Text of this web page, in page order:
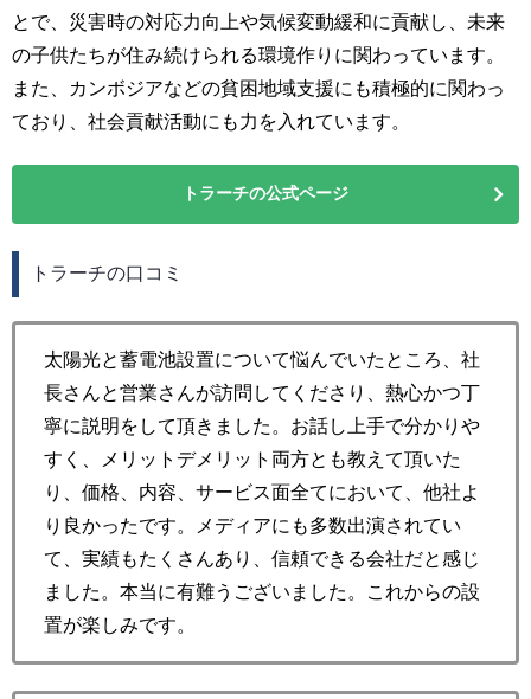
とで、災害時の対応力向上や気候変動緩和に貢献し、未来
の子供たちが住み続けられる環境作りに関わっています。
また、カンボジアなどの貧困地域支援にも積極的に関わっ
ており、社会貢献活動にも力を入れています。
トラーチの公式ページ
トラーチの口コミ
太陽光と蓄電池設置について悩んでいたところ、社
長さんと営業さんが訪問してくださり、熱心かつ丁
寧に説明をして頂きました。お話し上手で分かりや
すく、メリットデメリット両方とも教えて頂いた
り、価格、内容、サービス面全てにおいて、他社よ
り良かったです。メディアにも多数出演されてい
て、実績もたくさんあり、信頼できる会社だと感じ
ました。本当に有難うございました。これからの設
置が楽しみです。